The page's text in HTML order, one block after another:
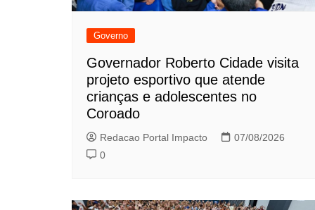
Governo
Governador Roberto Cidade visita
projeto esportivo que atende
crianças e adolescentes no
Coroado
Redacao Portal Impacto
07/08/2026
0